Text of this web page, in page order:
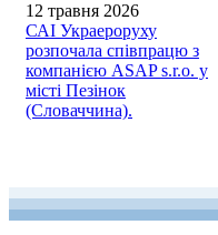
12 травня 2026
САІ Украероруху
розпочала співпрацю з
компанією ASAP s.r.o. у
місті Пезінок
(Словаччина).